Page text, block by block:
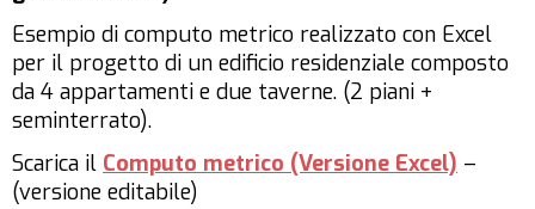
Esempio di computo metrico realizzato con Excel
per il progetto di un edificio residenziale composto
da 4 appartamenti e due taverne. (2 piani +
seminterrato).
Scarica il Computo metrico (Versione Excel) –
(versione editabile)